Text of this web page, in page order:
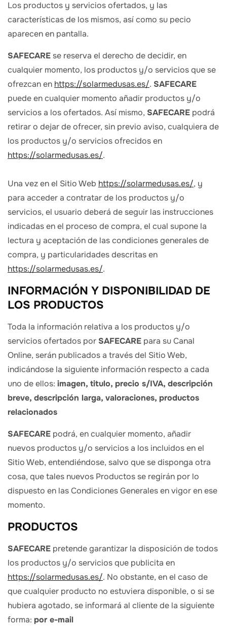
Los productos y servicios ofertados, y las
características de los mismos, así como su pecio
aparecen en pantalla.
SAFECARE se reserva el derecho de decidir, en
cualquier momento, los productos y/o servicios que se
ofrezcan en https://solarmedusas.es/. SAFECARE
puede en cualquier momento añadir productos y/o
servicios a los ofertados. Así mismo, SAFECARE podrá
retirar o dejar de ofrecer, sin previo aviso, cualquiera de
los productos y/o servicios ofrecidos en
https://solarmedusas.es/.
Una vez en el Sitio Web https://solarmedusas.es/, y
para acceder a contratar de los productos y/o
servicios, el usuario deberá de seguir las instrucciones
indicadas en el proceso de compra, el cual supone la
lectura y aceptación de las condiciones generales de
compra, y particularidades descritas en
https://solarmedusas.es/.
INFORMACIÓN Y DISPONIBILIDAD DE
LOS PRODUCTOS
Toda la información relativa a los productos y/o
servicios ofertados por SAFECARE para su Canal
Online, serán publicados a través del Sitio Web,
indicándose la siguiente información respecto a cada
uno de ellos: imagen, titulo, precio s/IVA, descripción
breve, descripción larga, valoraciones, productos
relacionados
SAFECARE podrá, en cualquier momento, añadir
nuevos productos y/o servicios a los incluidos en el
Sitio Web, entendiéndose, salvo que se disponga otra
cosa, que tales nuevos Productos se regirán por lo
dispuesto en las Condiciones Generales en vigor en ese
momento.
PRODUCTOS
SAFECARE pretende garantizar la disposición de todos
los productos y/o servicios que publicita en
https://solarmedusas.es/. No obstante, en el caso de
que cualquier producto no estuviera disponible, o si se
hubiera agotado, se informará al cliente de la siguiente
forma: por e-mail